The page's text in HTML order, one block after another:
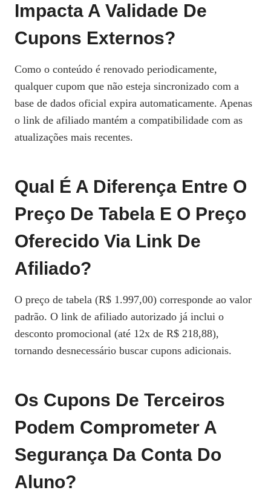
Impacta A Validade De
Cupons Externos?
Como o conteúdo é renovado periodicamente,
qualquer cupom que não esteja sincronizado com a
base de dados oficial expira automaticamente. Apenas
o link de afiliado mantém a compatibilidade com as
atualizações mais recentes.
Qual É A Diferença Entre O
Preço De Tabela E O Preço
Oferecido Via Link De
Afiliado?
O preço de tabela (R$ 1.997,00) corresponde ao valor
padrão. O link de afiliado autorizado já inclui o
desconto promocional (até 12x de R$ 218,88),
tornando desnecessário buscar cupons adicionais.
Os Cupons De Terceiros
Podem Comprometer A
Segurança Da Conta Do
Aluno?